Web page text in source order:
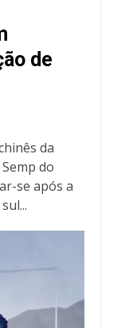
de
da
do
se após a